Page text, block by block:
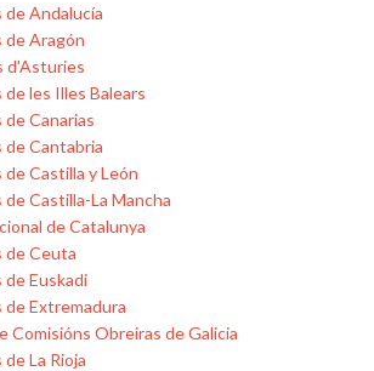
Andalucía
de Aragón
d'Asturies
les Illes Balears
Canarias
de Cantabria
Castilla y León
Castilla-La Mancha
de Catalunya
de Ceuta
Euskadi
Extremadura
Comisións Obreiras de Galicia
La Rioja